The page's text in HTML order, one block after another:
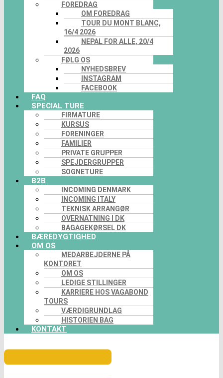
FOREDRAG
OM FOREDRAG
TOUR DU MONT BLANC,
16/4 2026
NEPAL FOR ALLE, 20/4
2026
FØLG OS
NYHEDSBREV
INSTAGRAM
FACEBOOK
FAQ
SPECIAL TURE
FIRMATURE
KURSUS
FORENINGER
FAMILIER
PRIVATE GRUPPER
SPEJDERGRUPPER
SOGNETURE
B2B
INCOMING DENMARK
INCOMING ITALY
TEKNISK ARRANGØR
OVERNATNING I DK
BAGAGEKØRSEL DK
BÆREDYGTIGHED
OM OS
MEDARBEJDERNE PÅ
KONTORET
OM OS
LEDIGE STILLINGER
KARRIERE HOS VAGABOND
TOURS
VÆRDIGRUNDLAG
HISTORIEN BAG
KONTAKT